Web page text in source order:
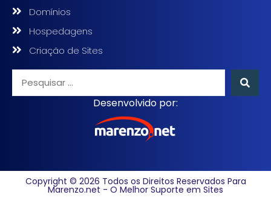
Domínios
Hospedagens
Criação de Sites
Desenvolvido por:
Copyright © 2026 Todos os Direitos Reservados Para
Marenzo.net - O Melhor Suporte em Sites